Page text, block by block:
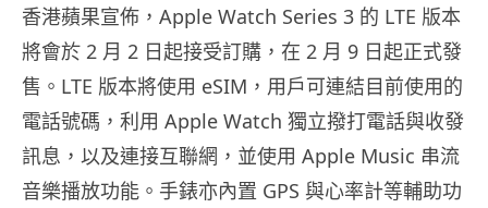
香港蘋果宣佈，Apple Watch Series 3 的 LTE 版本
將會於 2 月 2 日起接受訂購，在 2 月 9 日起正式發
售。LTE 版本將使用 eSIM，用戶可連結目前使用的
電話號碼，利用 Apple Watch 獨立撥打電話與收發
訊息，以及連接互聯網，並使用 Apple Music 串流
音樂播放功能。手錶亦內置 GPS 與心率計等輔助功